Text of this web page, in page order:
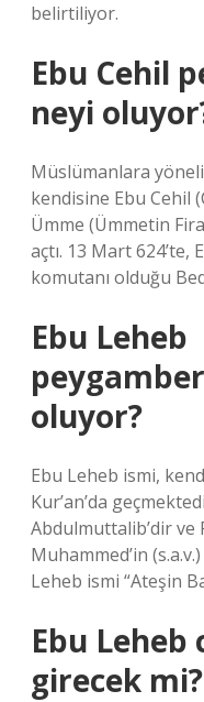
belirtiliyor.
Ebu Cehil
neyi
Müslümanlara
kendisine Ebu Cehil
Ümme (Ümmetin
açtı. 13 Mart 624’te,
komutanı olduğu
Ebu Leheb
oluyor?
Ebu Leheb ismi,
Kur’an’da
Abdulmuttalib’dir ve
Muhammed’in
Leheb ismi “Ateşin
Ebu Leheb
girecek mi?